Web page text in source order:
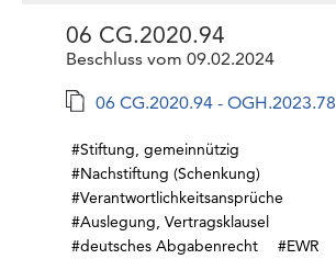
06 CG.2020.94
Beschluss vom 09.02.2024
06 CG.2020.94 - OGH.2023.78
#Stiftung, gemeinnützig
#Nachstiftung (Schenkung)
#Verantwortlichkeitsansprüche
#Auslegung, Vertragsklausel
#deutsches Abgabenrecht
#EWR